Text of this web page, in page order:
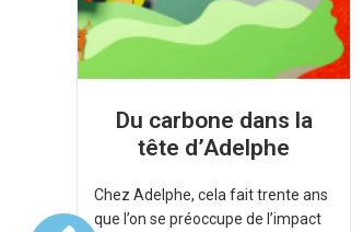
Du carbone dans la
tête d’Adelphe
Chez Adelphe, cela fait trente ans
que l’on se préoccupe de l’impact